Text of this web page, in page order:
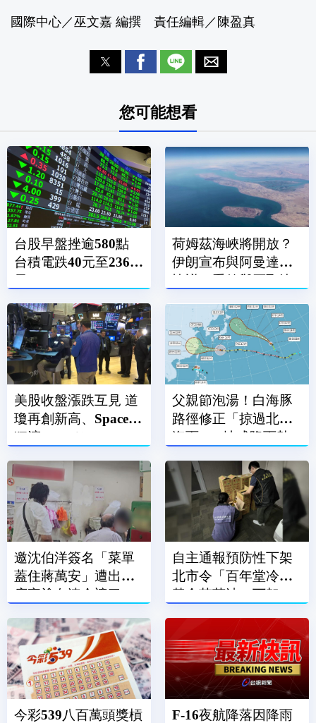
國際中心／巫文嘉 編撰 責任編輯／陳盈真
您可能想看
台股早盤挫逾580點
台積電跌40元至2365
元
荷姆茲海峽將開放？
伊朗宣布與阿曼達成
協議：重啟與否取決
美股收盤漲跌互見 道
瓊再創新高、SpaceX
狂瀉13.61％
父親節泡湯！白海豚
路徑修正「掠過北部
海面」 2地成降雨熱
邀沈伯洋簽名「菜單
蓋住蔣萬安」遭出征
店家塗白漆全遮了
自主通報預防性下架
北市令「百年堂冷壓
黃金苦茶油」下架
今彩539八百萬頭獎槓 F-16夜航降落因降雨